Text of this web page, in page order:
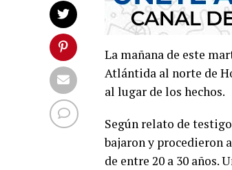
La mañana de este
Atlántida al norte de
al lugar de los hechos.
Según relato de
bajaron y procedieron
de entre 20 a 30 años.